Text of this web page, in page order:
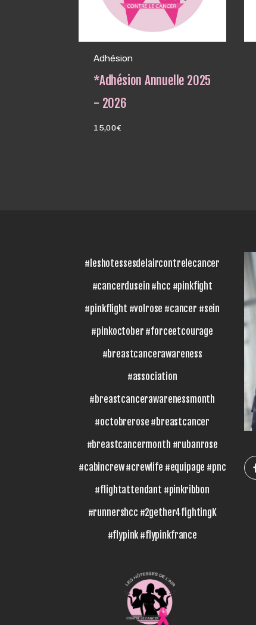
Adhésion
*Adhésion Annuelle 2025
- 2026
15,00€
#leshotessesdelaircontrelecancer
#cancerdusein #hcc #pinkfight
#pinkflight #volrose #cancer #sein
#pinkoctober #forceetcourage
#breastcancerawareness
#association
#breastcancerawarenessmonth
#octobrerose #breastcancer
#breastcancermonth #rubanrose
#cabincrew #crewlife #equipage #pnc
#flightattendant #pinkribbon
#runnershcc #2gether4fightingK
#flypink #flypinkfrance